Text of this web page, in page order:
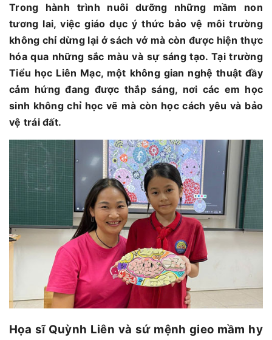
Trong hành trình nuôi dưỡng những mầm non
tương lai, việc giáo dục ý thức bảo vệ môi trường
không chỉ dừng lại ở sách vở mà còn được hiện thực
hóa qua những sắc màu và sự sáng tạo. Tại trường
Tiểu học Liên Mạc, một không gian nghệ thuật đầy
cảm hứng đang được thắp sáng, nơi các em học
sinh không chỉ học vẽ mà còn học cách yêu và bảo
vệ trái đất.
Họa sĩ Quỳnh Liên và sứ mệnh gieo mầm hy